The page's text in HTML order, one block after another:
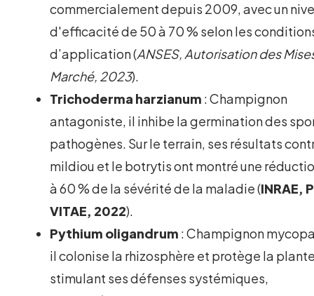
commercialement depuis 2009, avec un
d'efficacité de 50 à 70 % selon les
d’application (ANSES, Autorisation des
Marché, 2023).
Trichoderma harzianum : Champignon
antagoniste, il inhibe la germination des
pathogènes. Sur le terrain, ses résultats
mildiou et le botrytis ont montré une
à 60 % de la sévérité de la maladie (INRAE,
VITAE, 2022).
Pythium oligandrum : Champignon
il colonise la rhizosphère et protège la
stimulant ses défenses systémiques,